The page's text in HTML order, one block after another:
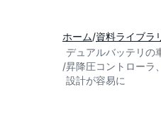
ホーム 資料ライブラ
デュアルバッテリの
昇降圧コントローラ
設計が容易に